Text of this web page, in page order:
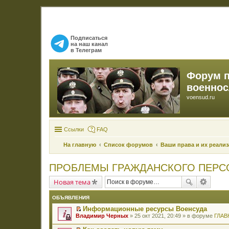
Подписаться
на наш канал
в Телеграм
Форум
voensud.ru
Ссылки FAQ
На главную Список форумов Ваши права и их
ПРОБЛЕМЫ ГРАЖДАНСКОГО
Новая тема
ОБЪЯВЛЕНИЯ
П
р
Информационные ресурсы Военсуда
Владимир Черных » 25 окт 2021, 20:49 » в форуме